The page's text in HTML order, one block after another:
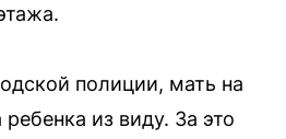
полиции, мать на
из виду. За это